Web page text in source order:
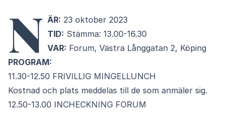
N ÄR: 23 oktober 2023
TID: Stämma: 13.00-16.30
VAR: Forum, Västra Långgatan 2, Köping
PROGRAM:
11.30-12.50 FRIVILLIG MINGELLUNCH
Kostnad och plats meddelas till de som anmäler sig.
12.50-13.00 INCHECKNING FORUM